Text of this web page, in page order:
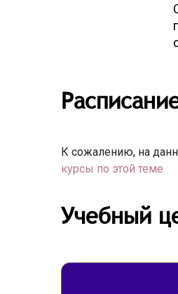
К сожалению, на
курсы по этой теме
Учебный